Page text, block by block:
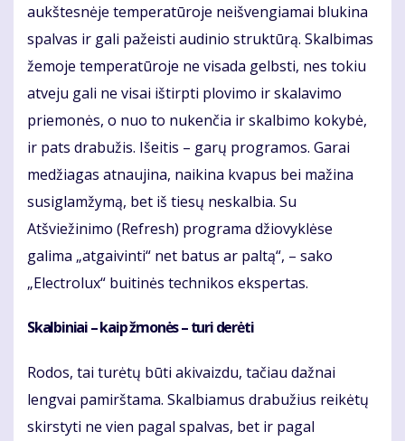
aukštesnėje temperatūroje neišvengiamai blukina
spalvas ir gali pažeisti audinio struktūrą. Skalbimas
žemoje temperatūroje ne visada gelbsti, nes tokiu
atveju gali ne visai ištirpti plovimo ir skalavimo
priemonės, o nuo to nukenčia ir skalbimo kokybė,
ir pats drabužis. Išeitis – garų programos. Garai
medžiagas atnaujina, naikina kvapus bei mažina
susiglamžymą, bet iš tiesų neskalbia. Su
Atšviežinimo (Refresh) programa džiovyklėse
galima „atgaivinti“ net batus ar paltą“, – sako
„Electrolux“ buitinės technikos ekspertas.
Skalbiniai – kaip žmonės – turi derėti
Rodos, tai turėtų būti akivaizdu, tačiau dažnai
lengvai pamirštama. Skalbiamus drabužius reikėtų
skirstyti ne vien pagal spalvas, bet ir pagal